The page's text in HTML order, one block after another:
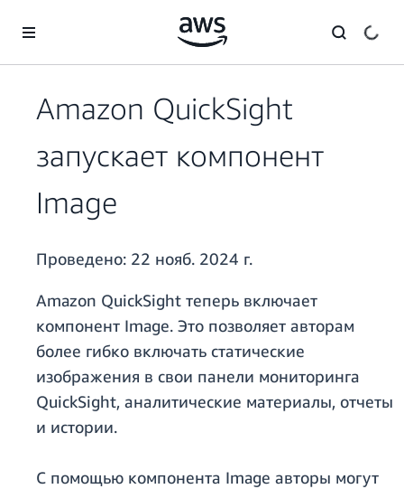
Перейти к главному контенту
Amazon QuickSight
запускает компонент
Image
Проведено: 22 нояб. 2024 г.
Amazon QuickSight теперь включает
компонент Image. Это позволяет авторам
более гибко включать статические
изображения в свои панели мониторинга
QuickSight, аналитические материалы, отчеты
и истории.
С помощью компонента Image авторы могут